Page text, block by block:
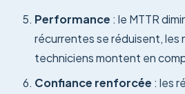
Performance : le MTTR
récurrentes se réduisent, les
techniciens montent en
Confiance renforcée : les